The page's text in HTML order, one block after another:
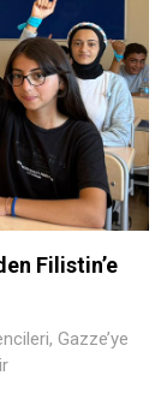
Filistin’e
Gazze’ye